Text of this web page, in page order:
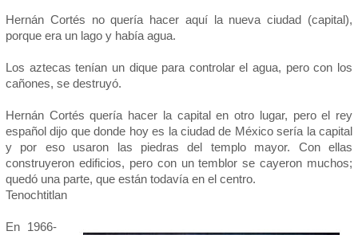
Hernán Cortés no quería hacer aquí la nueva ciudad (capital),
porque era un lago y había agua.
Los aztecas tenían un dique para controlar el agua, pero con los
cañones, se destruyó.
Hernán Cortés quería hacer la capital en otro lugar, pero el rey
español dijo que donde hoy es la ciudad de México sería la capital
y por eso usaron las piedras del templo mayor. Con ellas
construyeron edificios, pero con un temblor se cayeron muchos;
quedó una parte, que están todavía en el centro.
Tenochtitlan
En 1966-